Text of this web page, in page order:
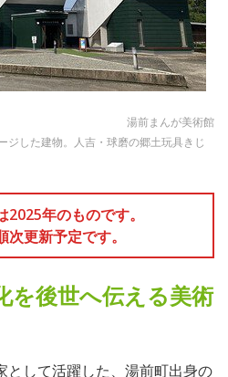
湯前まんが美術館
ジした建物。人吉・球磨の郷土玩具きじ
年のものです。
次更新予定です。
を後世へ伝える美術
として活躍した、湯前町出身の